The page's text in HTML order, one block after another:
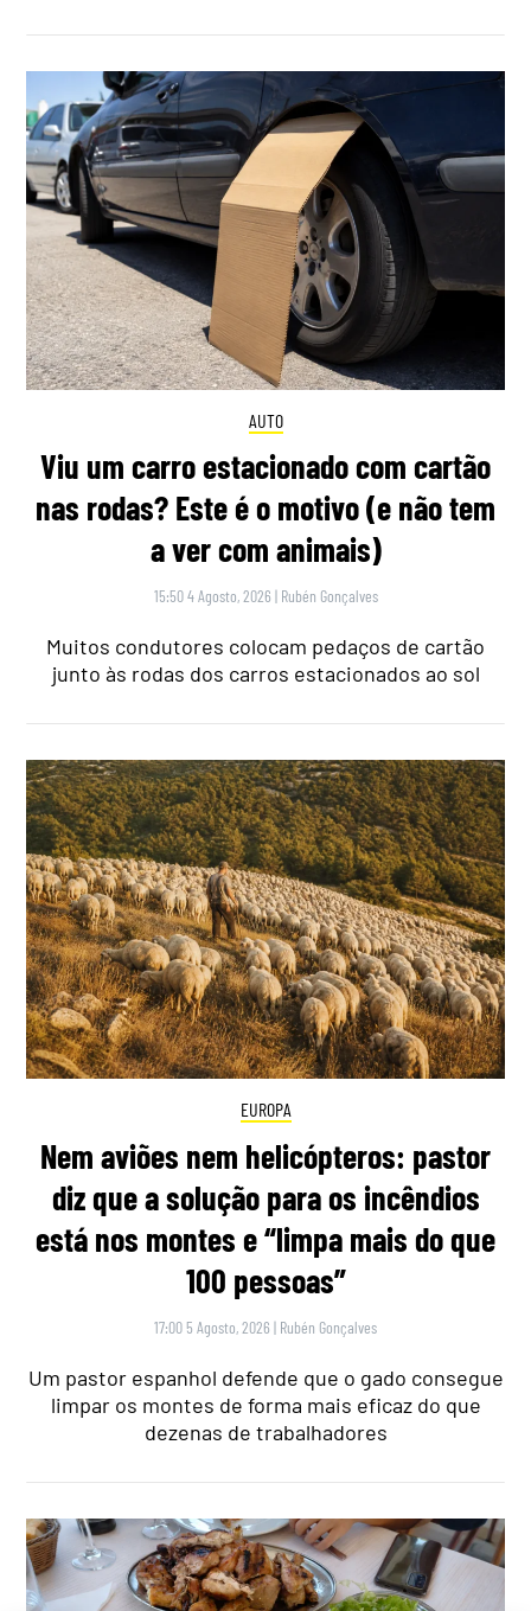
AUTO
Viu um carro estacionado com cartão
nas rodas? Este é o motivo (e não tem
a ver com animais)
15:50 4 Agosto, 2026 | Rubén Gonçalves
Muitos condutores colocam pedaços de cartão
junto às rodas dos carros estacionados ao sol
EUROPA
Nem aviões nem helicópteros: pastor
diz que a solução para os incêndios
está nos montes e “limpa mais do que
100 pessoas”
17:00 5 Agosto, 2026 | Rubén Gonçalves
Um pastor espanhol defende que o gado consegue
limpar os montes de forma mais eficaz do que
dezenas de trabalhadores